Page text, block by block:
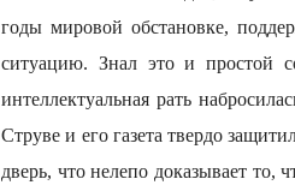
годы мировой обстановке,
ситуацию. Знал это и простой
интеллектуальная рать
Струве и его газета твердо
дверь, что нелепо доказывает то,